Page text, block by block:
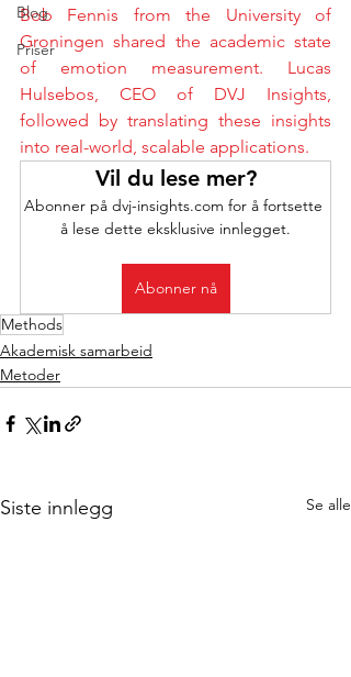
Blog
Priser
Bob Fennis from the University of
Groningen shared the academic state
of emotion measurement. Lucas
Hulsebos, CEO of DVJ Insights,
followed by translating these insights
into real-world, scalable applications.
Vil du lese mer?
Abonner på dvj-insights.com for å fortsette
å lese dette eksklusive innlegget.
Abonner nå
Methods
Akademisk samarbeid
Metoder
Siste innlegg Se alle